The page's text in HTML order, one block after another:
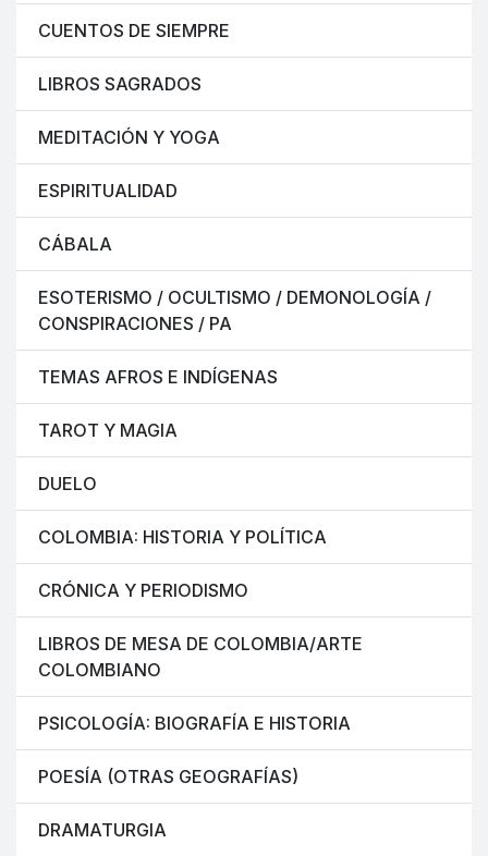
CUENTOS DE SIEMPRE
LIBROS SAGRADOS
MEDITACIÓN Y YOGA
ESPIRITUALIDAD
CÁBALA
ESOTERISMO / OCULTISMO / DEMONOLOGÍA /
CONSPIRACIONES / PA
TEMAS AFROS E INDÍGENAS
TAROT Y MAGIA
DUELO
COLOMBIA: HISTORIA Y POLÍTICA
CRÓNICA Y PERIODISMO
LIBROS DE MESA DE COLOMBIA/ARTE
COLOMBIANO
PSICOLOGÍA: BIOGRAFÍA E HISTORIA
POESÍA (OTRAS GEOGRAFÍAS)
DRAMATURGIA